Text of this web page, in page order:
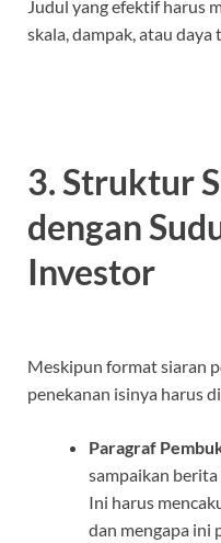
Judul yang efektif harus
skala, dampak, atau daya
3. Struktur
dengan
Investor
Meskipun format siaran
penekanan isinya harus
Paragraf
sampaikan
Ini harus
dan mengapa ini